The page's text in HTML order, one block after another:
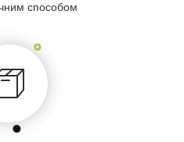
способом